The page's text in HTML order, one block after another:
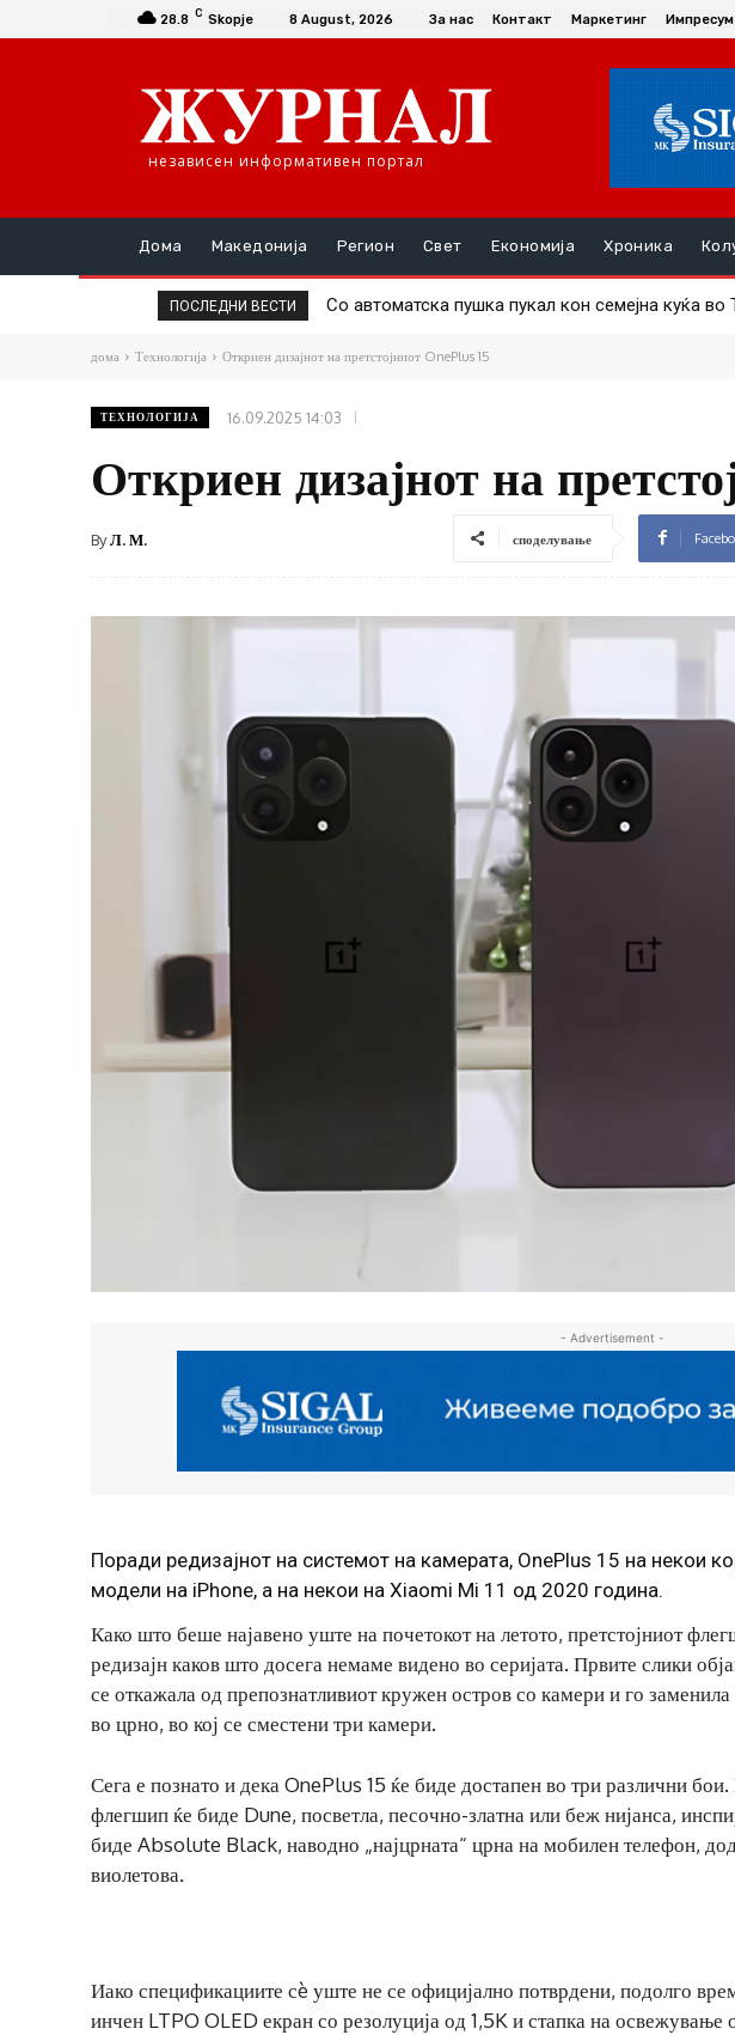
28.8 C Skopje 8 August, 2026 За нас Контакт Маркетинг Импресум
независен информативен портал
Дома Македонија Регион Свет Економија Хроника
ПОСЛЕДНИ ВЕСТИ Нов инцидент во Германија, дронови
Со автоматска пушка пукал кон семејна куќа
дома Технологија Откриен дизајнот на претстојниот OnePlus 15
ТЕХНОЛОГИЈА 16.09.2025 14:03
Откриен дизајнот на
ByЛ. М. споделување
- Advertisement -
Поради редизајнот на системот на камерата, OnePlus 15 на некои
модели на iPhone, а на некои на Xiaomi Mi 11 од 2020 година.
Како што беше најавено уште на почетокот на летото, претстојниот
редизајн каков што досега немаме видено во серијата. Првите слики
се откажала од препознатливиот кружен остров со камери и го
во црно, во кој се сместени три камери.
Сега е познато и дека OnePlus 15 ќе биде достапен во три различни бои.
флегшип ќе биде Dune, посветла, песочно-златна или беж нијанса,
биде Absolute Black, наводно „најцрната“ црна на мобилен телефон,
виолетова.
Иако спецификациите сè уште не се официјално потврдени, подолго
инчен LTPO OLED екран со резолуција од 1,5K и стапка на освежување